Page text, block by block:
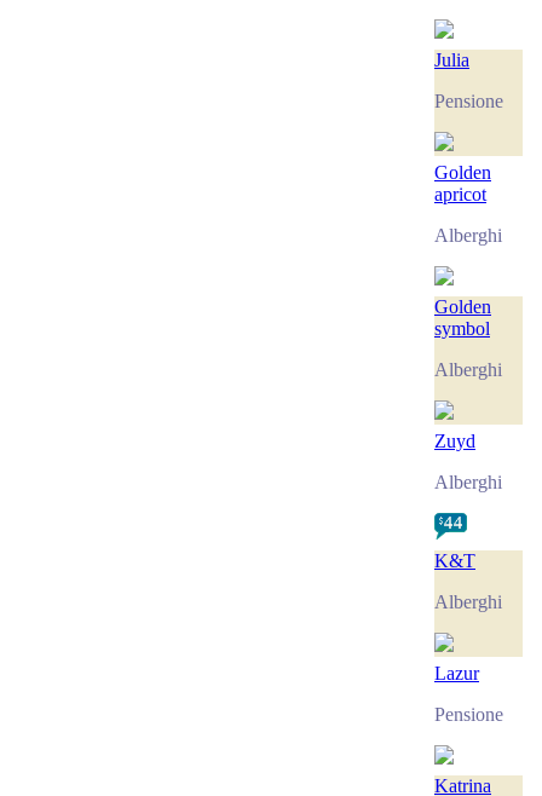
Julia
Pensione
Golden
apricot
Alberghi
Golden
symbol
Alberghi
Zuyd
Alberghi
K&T
Alberghi
Lazur
Pensione
Katrina